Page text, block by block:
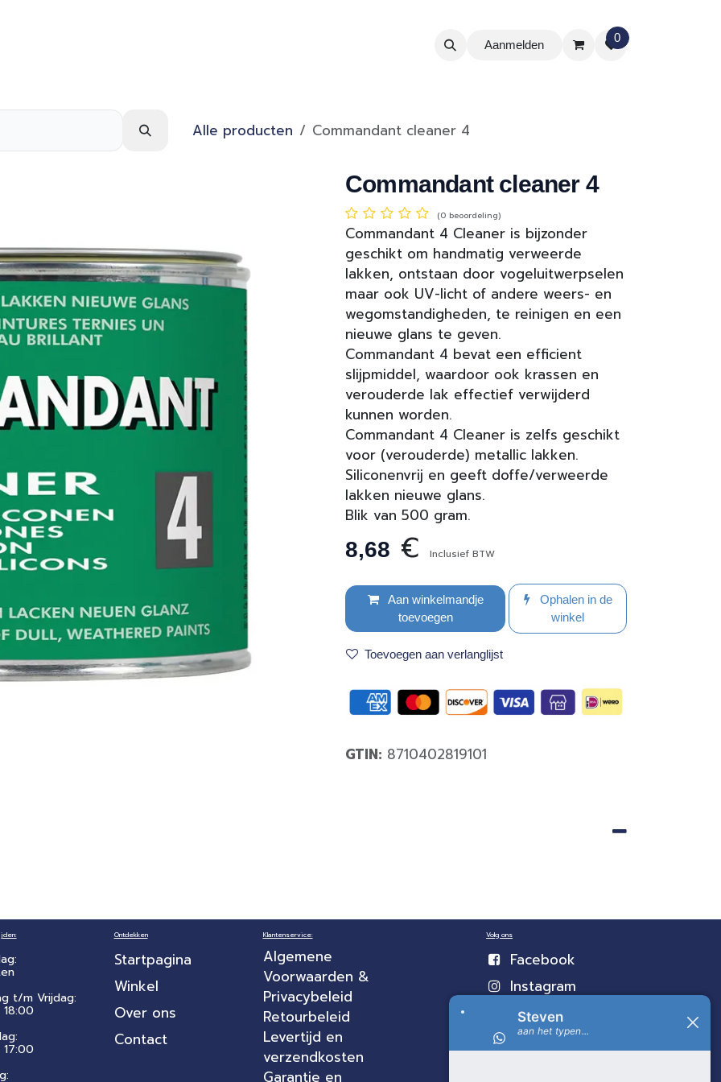
Aanmelden
0
Alle producten Commandant cleaner 4
Commandant cleaner 4
(0 beoordeling)
Commandant 4 Cleaner is bijzonder
geschikt om handmatig verweerde
lakken, ontstaan door vogeluitwerpselen
maar ook UV-licht of andere weers- en
wegomstandigheden, te reinigen en een
nieuwe glans te geven.
Commandant 4 bevat een efficient
slijpmiddel, waardoor ook krassen en
verouderde lak effectief verwijderd
kunnen worden.
Commandant 4 Cleaner is zelfs geschikt
voor (verouderde) metallic lakken.
Siliconenvrij en geeft doffe/verweerde
lakken nieuwe glans.
Blik van 500 gram.
8,68 € Inclusief BTW
Aan winkelmandje
toevoegen
Ophalen in de
winkel
Toevoegen aan verlanglijst
GTIN: 8710402819101
t/m Vrijdag:
Ontdekken
Startpagina
Winkel
Over ons
Contact
Klantenservice:
Algemene
Voorwaarden &
Privacybeleid
Retourbeleid
Levertijd en
verzendkosten
Garantie en
Volg ons
Facebook
Instagram